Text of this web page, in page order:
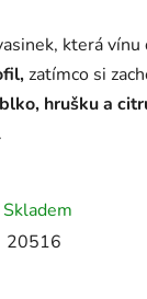
která vínu
zatímco si
hrušku a
Skladem
20516